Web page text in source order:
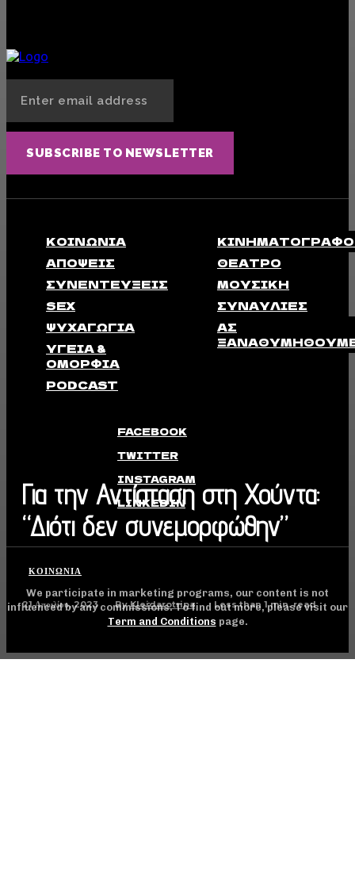
Για την Αντίσταση στη Χούντα:
“Διότι δεν συνεμορφώθην”
ΚΟΙΝΩΝΊΑ
21 Απριλίου, 2023 By Kleidarotripa Less than 1min. read
SUBSCRIBE TO NEWSLETTER
ΚΟΙΝΩΝΊΑ
ΑΠΟΨΕΙΣ
ΣΥΝΕΝΤΕΎΞΕΙΣ
SEX
ΨΥΧΑΓΩΓΊΑ
ΥΓΕΊΑ &
ΟΜΟΡΦΙΆ
PODCAST
ΘΈΑΤΡΟ
ΜΟΥΣΙΚΉ
ΣΥΝΑΥΛΊΕΣ
ΑΣ
FACEBOOK
TWITTER
INSTAGRAM
LINKEDIN
We participate in marketing programs, our content is not
influenced by any commissions. To find out more, please visit our
Term and Conditions page.